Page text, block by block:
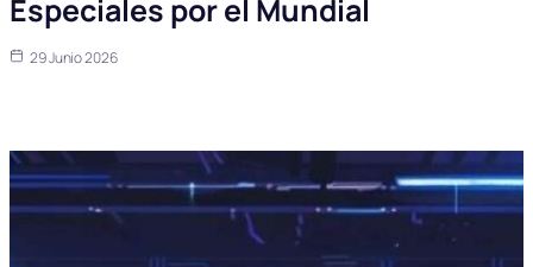
Especiales por el Mundial
29 Junio 2026